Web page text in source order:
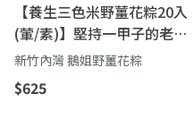
【養生三色米野薑花粽20入
(葷/素)】堅持一甲子的老味
道｜鵝姐無添加野薑花粽
新竹內灣 鵝姐野薑花粽
$625